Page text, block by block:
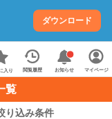
ダウンロード
入り 閲覧履歴 お知らせ マイページ
覧
り込み条件